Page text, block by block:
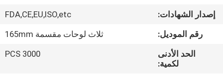
جولة
إصدار الشهادات:
FDA,CE,EU,ISO,etc
رقم الموديل:
ثلاث لوحات مقسمة 165mm
الحد الأدنى
لكمية:
3000 PCS